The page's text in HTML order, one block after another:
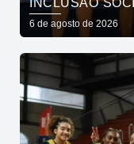
INCLUSÃO
EM SAÚDE
6 de agosto de 2026